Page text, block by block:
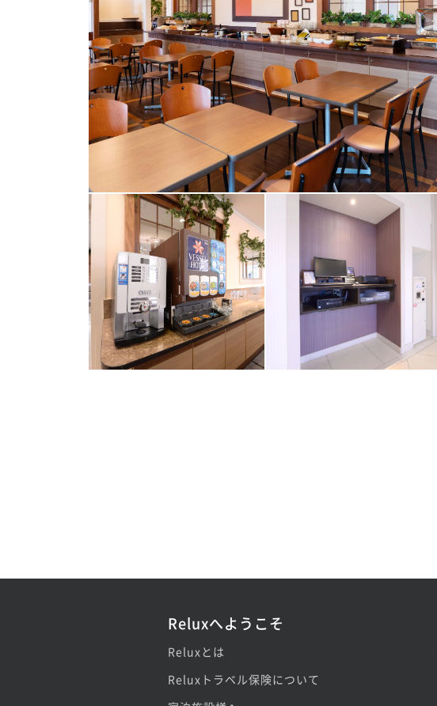
Reluxへようこそ
Reluxとは
Reluxトラベル保険について